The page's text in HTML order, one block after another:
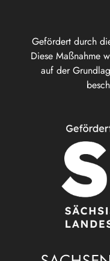
Gefördert durch
Diese Maßnahme
auf der